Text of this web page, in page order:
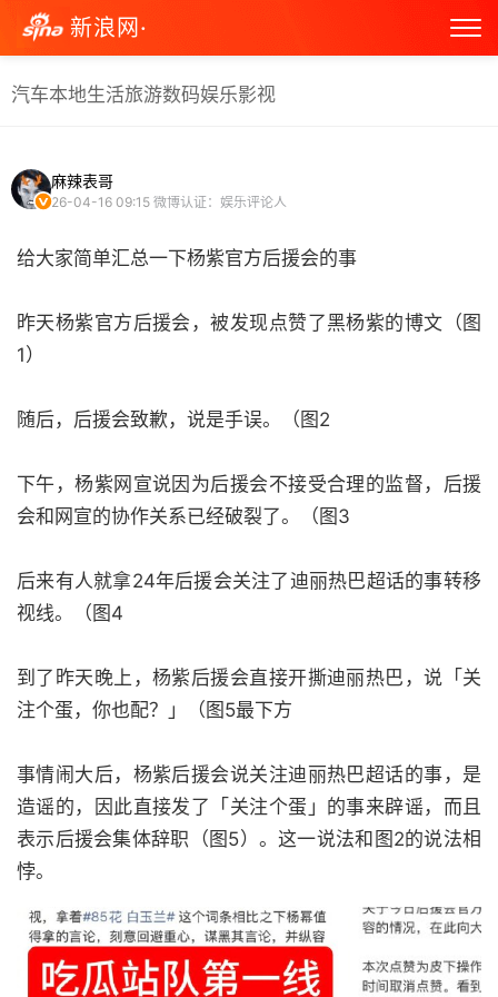
新浪网·
汽车本地生活旅游数码娱乐影视
麻辣表哥
26-04-16 09:15 微博认证：娱乐评论人
给大家简单汇总一下杨紫官方后援会的事
昨天杨紫官方后援会，被发现点赞了黑杨紫的博文（图
1）
随后，后援会致歉，说是手误。（图2
下午，杨紫网宣说因为后援会不接受合理的监督，后援
会和网宣的协作关系已经破裂了。（图3
后来有人就拿24年后援会关注了迪丽热巴超话的事转移
视线。（图4
到了昨天晚上，杨紫后援会直接开撕迪丽热巴，说「关
注个蛋，你也配？」（图5最下方
事情闹大后，杨紫后援会说关注迪丽热巴超话的事，是
造谣的，因此直接发了「关注个蛋」的事来辟谣，而且
表示后援会集体辞职（图5）。这一说法和图2的说法相
悖。